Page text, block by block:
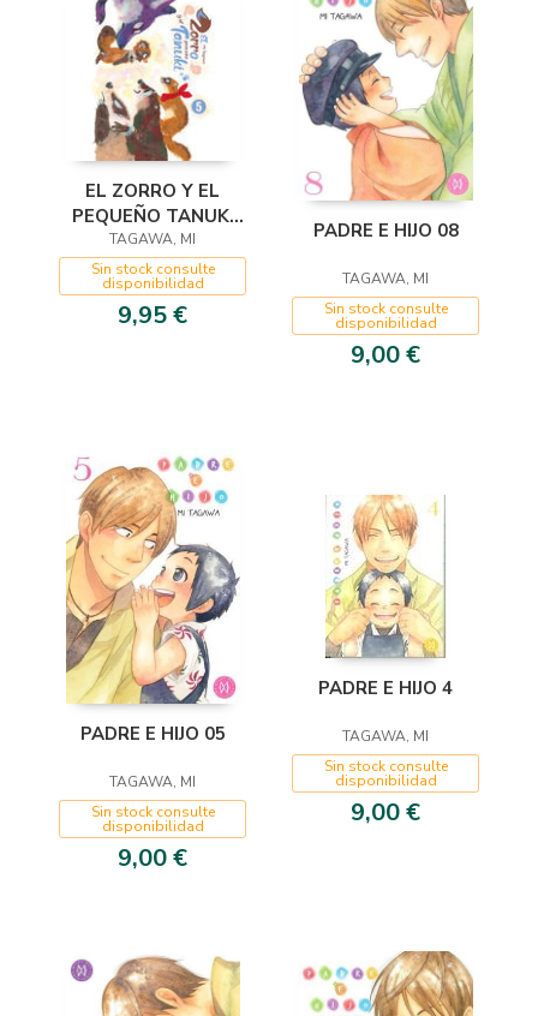
EL ZORRO Y EL
PEQUEÑO TANUKI
05
TAGAWA, MI
Sin stock consulte
disponibilidad
9,95 €
PADRE E HIJO 08
TAGAWA, MI
Sin stock consulte
disponibilidad
9,00 €
PADRE E HIJO 05
TAGAWA, MI
Sin stock consulte
disponibilidad
9,00 €
PADRE E HIJO 4
TAGAWA, MI
Sin stock consulte
disponibilidad
9,00 €